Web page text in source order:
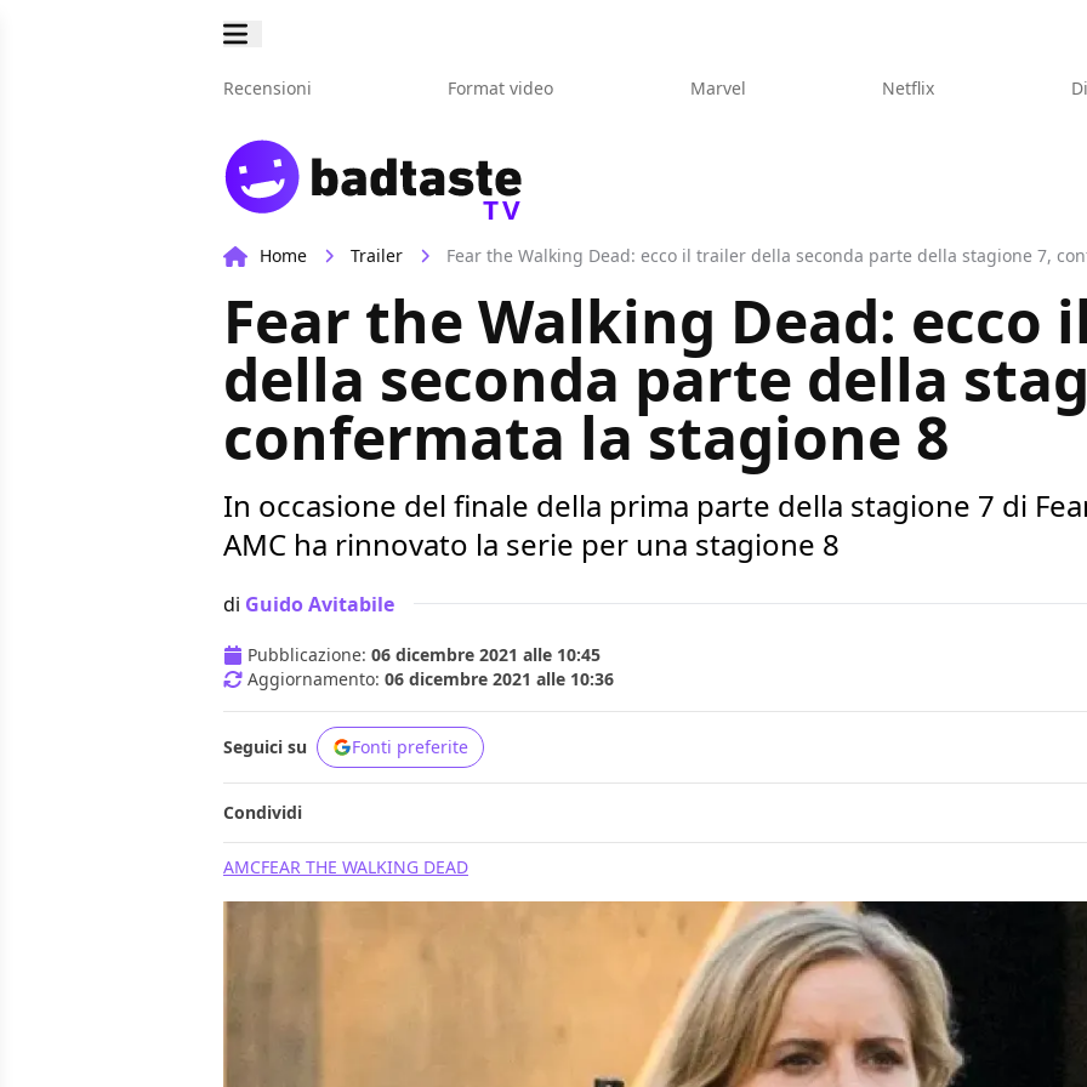
Recensioni Format video Marvel Netflix
TV
Home Trailer Fear the Walking Dead: ecco il trailer della seconda parte della stagione 7,
Fear the Walking Dead: ecco
della seconda parte della
confermata la stagione 8
In occasione del finale della prima parte della stagione 7 di
AMC ha rinnovato la serie per una stagione 8
di Guido Avitabile
Pubblicazione: 06 dicembre 2021 alle 10:45
Aggiornamento: 06 dicembre 2021 alle 10:36
Seguici su Fonti preferite
Condividi
AMCFEAR THE WALKING DEAD